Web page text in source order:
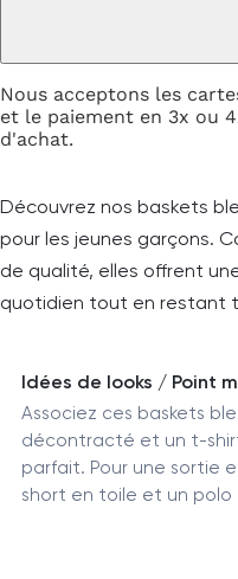
Nous acceptons les
et le paiement en 3x ou
d'achat.
Découvrez nos baskets
pour les jeunes garçons.
de qualité, elles offrent
quotidien tout en restant
Idées de looks / Point
Associez ces baskets
décontracté et un t-
parfait. Pour une sortie
short en toile et un polo